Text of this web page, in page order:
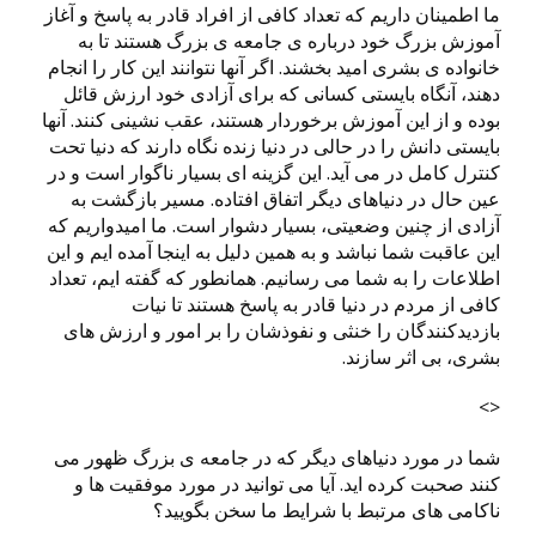
ما اطمینان داریم که تعداد کافی از افراد قادر به پاسخ و آغاز
آموزش بزرگ خود درباره ی جامعه ی بزرگ هستند تا به
خانواده ی بشری امید بخشند. اگر آنها نتوانند این کار را انجام
دهند، آنگاه بایستی کسانی که برای آزادی خود ارزش قائل
بوده و از این آموزش برخوردار هستند، عقب نشینی کنند. آنها
بایستی دانش را در حالی در دنیا زنده نگاه دارند که دنیا تحت
کنترل کامل در می آید. این گزینه ای بسیار ناگوار است و در
عین حال در دنیاهای دیگر اتفاق افتاده. مسیر بازگشت به
آزادی از چنین وضعیتی، بسیار دشوار است. ما امیدواریم که
این عاقبت شما نباشد و به همین دلیل به اینجا آمده ایم و این
اطلاعات را به شما می رسانیم. همانطور که گفته ایم، تعداد
کافی از مردم در دنیا قادر به پاسخ هستند تا نیات
بازدیدکنندگان را خنثی و نفوذشان را بر امور و ارزش های
بشری، بی اثر سازند.
<>
شما در مورد دنیاهای دیگر که در جامعه ی بزرگ ظهور می
کنند صحبت کرده اید. آیا می توانید در مورد موفقیت ها و
ناکامی های مرتبط با شرایط ما سخن بگویید؟